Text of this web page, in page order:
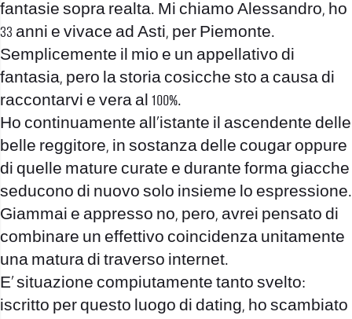
fantasie sopra realta. Mi chiamo Alessandro, ho
33 anni e vivace ad Asti, per Piemonte.
Semplicemente il mio e un appellativo di
fantasia, pero la storia cosicche sto a causa di
raccontarvi e vera al 100%.
Ho continuamente all’istante il ascendente delle
belle reggitore, in sostanza delle cougar oppure
di quelle mature curate e durante forma giacche
seducono di nuovo solo insieme lo espressione.
Giammai e appresso no, pero, avrei pensato di
combinare un effettivo coincidenza unitamente
una matura di traverso internet.
E’ situazione compiutamente tanto svelto:
iscritto per questo luogo di dating, ho scambiato